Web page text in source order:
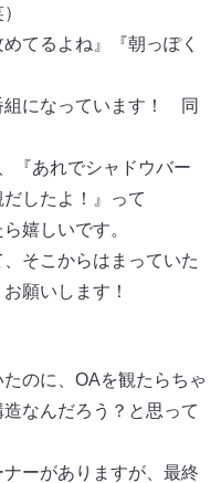
てるよね』『朝っぽく
組になっています！ 同
『あれでシャドウバー
したよ！』って
嬉しいです。
そこからはまっていた
願いします！
のに、OAを観たらちゃ
なんだろう？と思って
ーがありますが、最終